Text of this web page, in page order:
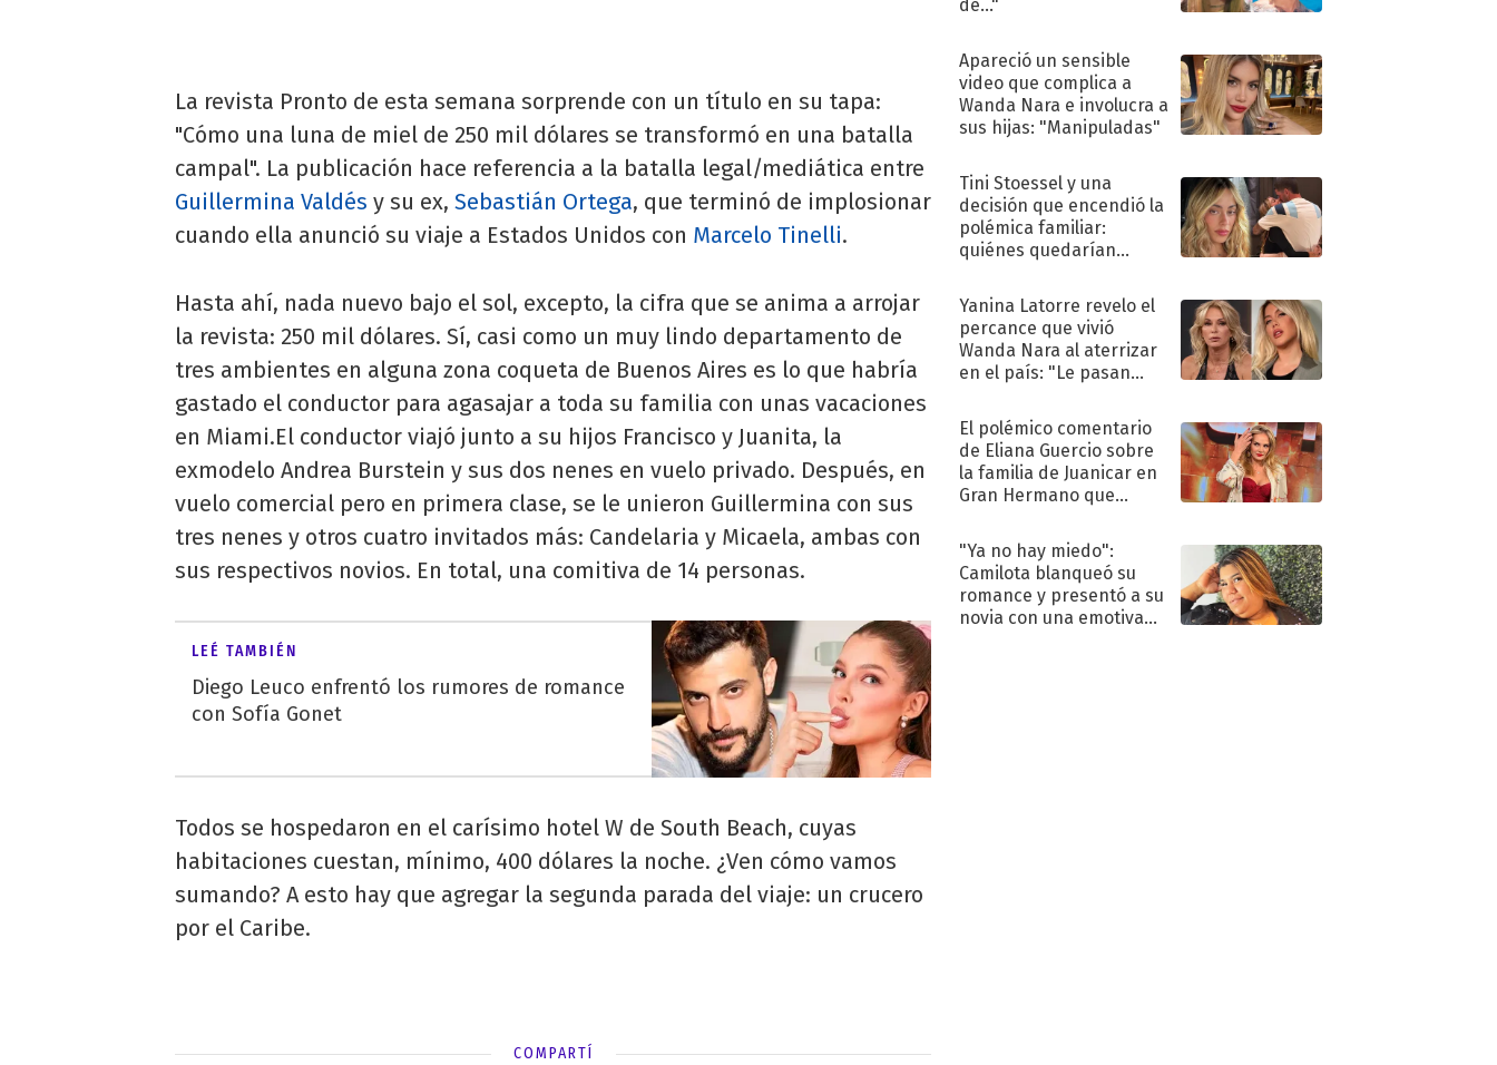
La revista Pronto de esta semana sorprende con un título en su tapa:
"Cómo una luna de miel de 250 mil dólares se transformó en una batalla
campal". La publicación hace referencia a la batalla legal/mediática entre
Guillermina Valdés y su ex, Sebastián Ortega, que terminó de implosionar
cuando ella anunció su viaje a Estados Unidos con Marcelo Tinelli.
Hasta ahí, nada nuevo bajo el sol, excepto, la cifra que se anima a arrojar
la revista: 250 mil dólares. Sí, casi como un muy lindo departamento de
tres ambientes en alguna zona coqueta de Buenos Aires es lo que habría
gastado el conductor para agasajar a toda su familia con unas vacaciones
en Miami.El conductor viajó junto a su hijos Francisco y Juanita, la
exmodelo Andrea Burstein y sus dos nenes en vuelo privado. Después, en
vuelo comercial pero en primera clase, se le unieron Guillermina con sus
tres nenes y otros cuatro invitados más: Candelaria y Micaela, ambas con
sus respectivos novios. En total, una comitiva de 14 personas.
LEÉ TAMBIÉN
Diego Leuco enfrentó los rumores de romance
con Sofía Gonet
Todos se hospedaron en el carísimo hotel W de South Beach, cuyas
habitaciones cuestan, mínimo, 400 dólares la noche. ¿Ven cómo vamos
sumando? A esto hay que agregar la segunda parada del viaje: un crucero
por el Caribe.
COMPARTÍ
de..."
Apareció un sensible
video que complica a
Wanda Nara e involucra a
sus hijas: "Manipuladas"
Tini Stoessel y una
decisión que encendió la
polémica familiar:
quiénes quedarían
Yanina Latorre revelo el
percance que vivió
Wanda Nara al aterrizar
en el país: "Le pasan
El polémico comentario
de Eliana Guercio sobre
la familia de Juanicar en
Gran Hermano que
"Ya no hay miedo":
Camilota blanqueó su
romance y presentó a su
novia con una emotiva